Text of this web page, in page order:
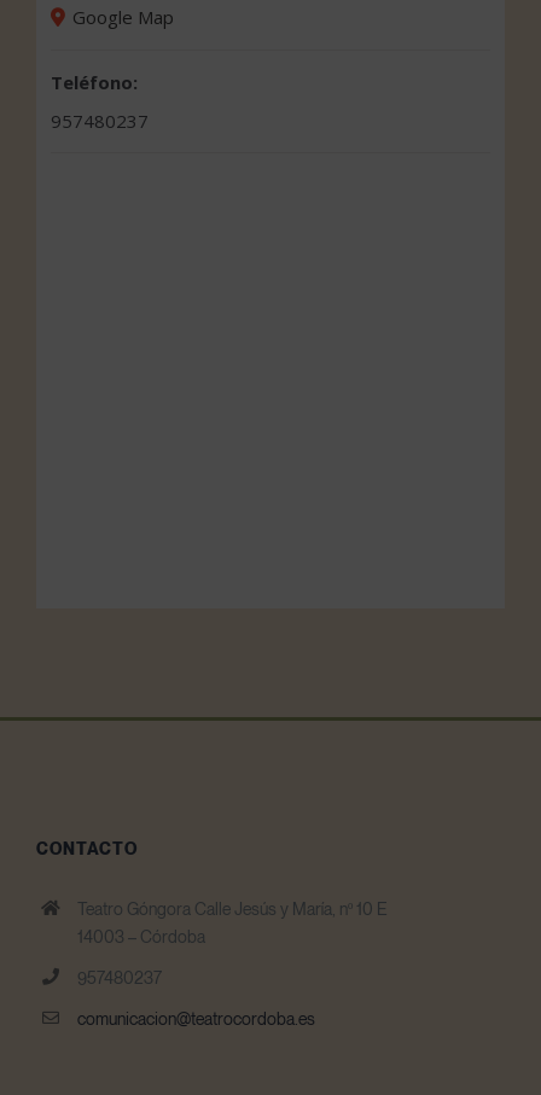
Google Map
Teléfono:
957480237
CONTACTO
Teatro Góngora Calle Jesús y María, nº 10 E
14003 – Córdoba
957480237
comunicacion@teatrocordoba.es